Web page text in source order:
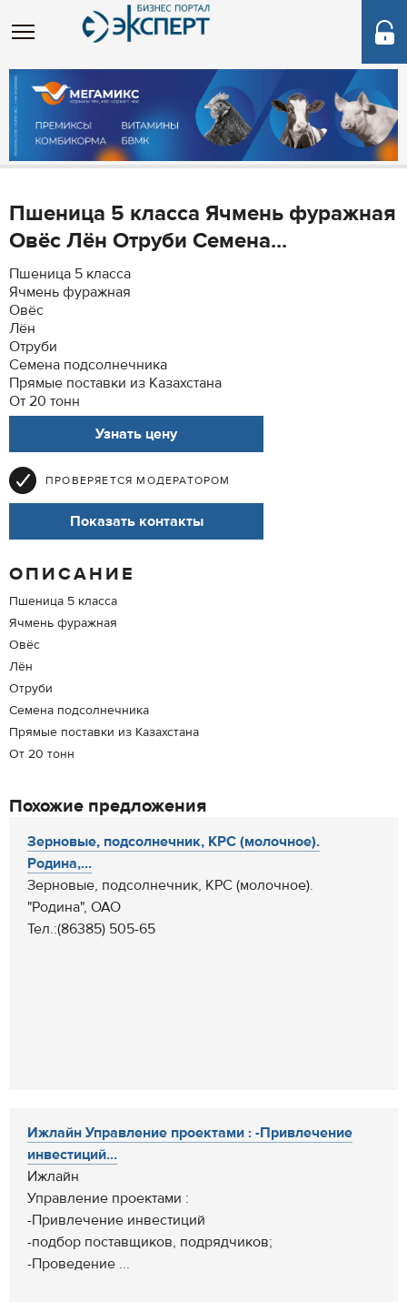
Пшеница 5 класса Ячмень фуражная
Овёс Лён Отруби Семена...
Пшеница 5 класса
Ячмень фуражная
Овёс
Лён
Отруби
Семена подсолнечника
Прямые поставки из Казахстана
От 20 тонн
Узнать цену
ПРОВЕРЯЕТСЯ МОДЕРАТОРОМ
Показать контакты
ОПИСАНИЕ
Пшеница 5 класса
Ячмень фуражная
Овёс
Лён
Отруби
Семена подсолнечника
Прямые поставки из Казахстана
От 20 тонн
Похожие предложения
Зерновые, подсолнечник, КРС (молочное).
Родина,...
Зерновые, подсолнечник, КРС (молочное).
"Родина", ОАО
Тел.:(86385) 505-65
Ижлайн Управление проектами : -Привлечение
инвестиций...
Ижлайн
Управление проектами :
-Привлечение инвестиций
-подбор поставщиков, подрядчиков;
-Проведение ...